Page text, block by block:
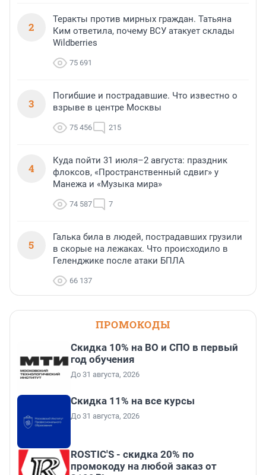
2
Теракты против мирных граждан. Татьяна
Ким ответила, почему ВСУ атакует склады
Wildberries
75 691
3
Погибшие и пострадавшие. Что известно о
взрыве в центре Москвы
75 456 215
4
Куда пойти 31 июля–2 августа: праздник
флоксов, «Пространственный сдвиг» у
Манежа и «Музыка мира»
74 587 7
5
Галька била в людей, пострадавших грузили
в скорые на лежаках. Что происходило в
Геленджике после атаки БПЛА
66 137
ПРОМОКОДЫ
Скидка 10% на ВО и СПО в первый
год обучения
До 31 августа, 2026
Скидка 11% на все курсы
До 31 августа, 2026
ROSTIC'S - скидка 20% по
промокоду на любой заказ от